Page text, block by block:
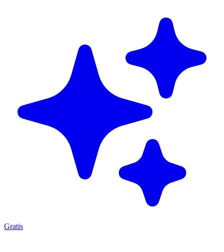
Gratis